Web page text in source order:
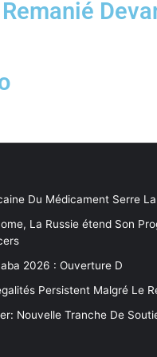
Du Médicament Serre
La Russie étend Son
2026 : Ouverture D
Persistent Malgré Le
Nouvelle Tranche De